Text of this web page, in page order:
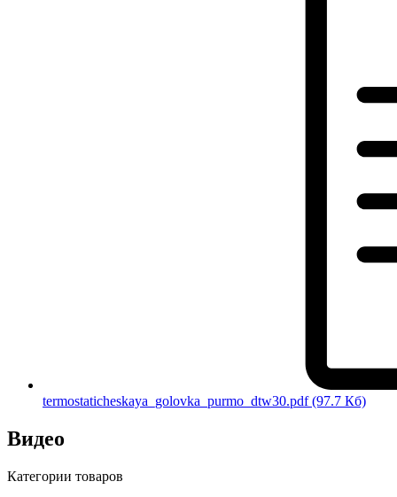
termostaticheskaya_golovka_purmo_dtw30.pdf(97.7 Кб)
Видео
Категории товаров